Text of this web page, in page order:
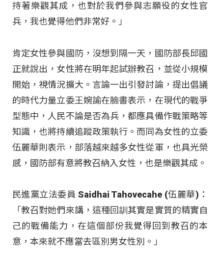
持著樂觀其成，也對於我們參與志願役的女性官
兵，我也覺得他們非常好。」
肯定女性參與國防，沒想到隔一天，國防部長邱國
正就說出，女性將在明年起試辦教召，並從小規模
開始，視情況擴大。言論一出引發討論，提出倡議
的時代力量立委王婉諭在臉書表示，在現代的戰爭
型態中，人民不論是否為兵，都應具備作戰策略等
知識，也將持續追蹤政策執行。而同為女性的立委
伍麗華則表示，部落越來越多女性從軍，也具光榮
感，國防部有意將教召納入女性，也是樂觀其成。
民進黨立法委員 Saidhai Tahovecahe (伍麗華)：
「教召對她們來講，這種回訓其實是實質的精實自
己的戰備能力，在這個部份我覺得回到教召的本
意，本來就不應當去區別男女性別。」